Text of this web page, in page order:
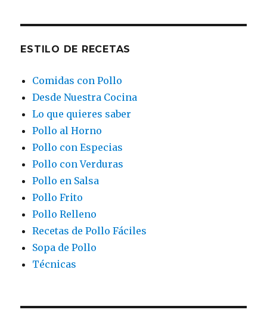
ESTILO DE RECETAS
Comidas con Pollo
Desde Nuestra Cocina
Lo que quieres saber
Pollo al Horno
Pollo con Especias
Pollo con Verduras
Pollo en Salsa
Pollo Frito
Pollo Relleno
Recetas de Pollo Fáciles
Sopa de Pollo
Técnicas